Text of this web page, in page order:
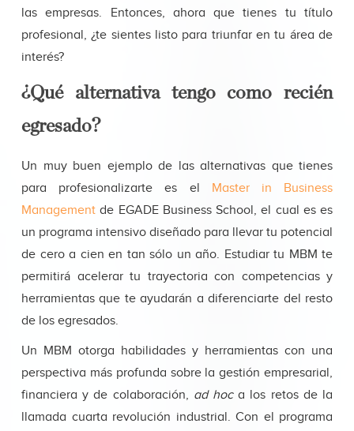
las empresas. Entonces, ahora que tienes tu título
profesional, ¿te sientes listo para triunfar en tu área de
interés?
¿Qué alternativa tengo como recién
egresado?
Un muy buen ejemplo de las alternativas que tienes
para profesionalizarte es el Master in Business
Managementde EGADE Business School, el cual es es
un programa intensivo diseñado para llevar tu potencial
de cero a cien en tan sólo un año. Estudiar tu MBM te
permitirá acelerar tu trayectoria con competencias y
herramientas que te ayudarán a diferenciarte del resto
de los egresados.
Un MBM otorga habilidades y herramientas con una
perspectiva más profunda sobre la gestión empresarial,
financiera y de colaboración, ad hoca los retos de la
llamada cuarta revolución industrial. Con el programa